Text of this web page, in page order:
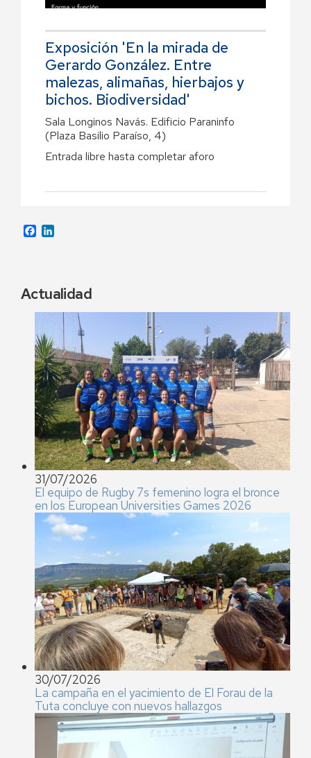
Exposición 'En la mirada de
Gerardo González. Entre
malezas, alimañas, hierbajos y
bichos. Biodiversidad'
Sala Longinos Navás. Edificio Paraninfo
(Plaza Basilio Paraíso, 4)
Entrada libre hasta completar aforo
Facebook
Actualidad
31/07/2026
El equipo de Rugby 7s femenino logra el bronce
en los European Universities Games 2026
30/07/2026
La campaña en el yacimiento de El Forau de la
Tuta concluye con nuevos hallazgos